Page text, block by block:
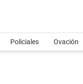
Policiales Ovación